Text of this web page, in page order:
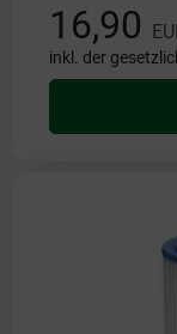
16,90
inkl. der